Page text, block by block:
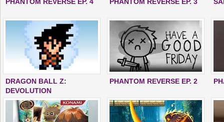
DRAGON BALL Z:
DEVOLUTION
PHANTOM REVERSE EP. 2